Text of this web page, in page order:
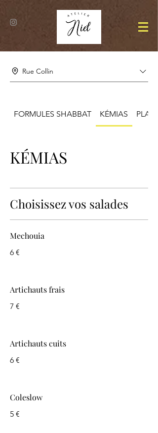
Rue Collin
FORMULES SHABBAT KÉMIAS PLATS
KÉMIAS
Choisissez vos salades
Mechouia
6 €
Artichauts frais
7 €
Artichauts cuits
6 €
Coleslow
5 €